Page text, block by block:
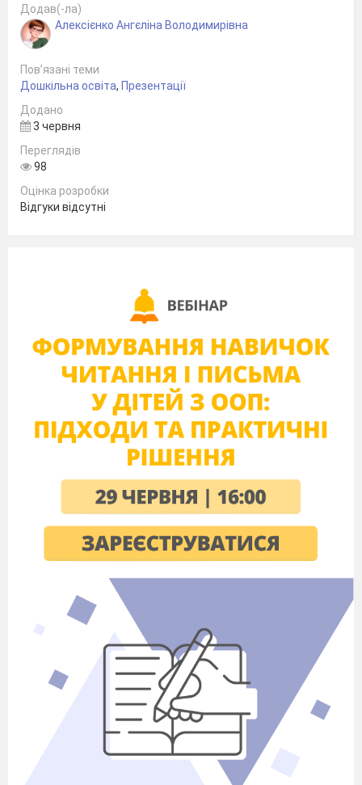
Додав(-ла)
Алексієнко Ангєліна Володимирівна
Пов’язані теми
Дошкільна освіта, Презентації
Додано
3 червня
Переглядів
98
Оцінка розробки
Відгуки відсутні